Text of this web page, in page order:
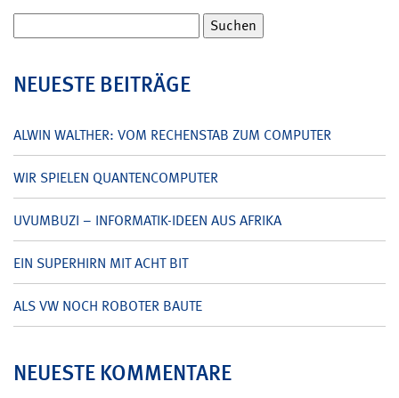
nach:
NEUESTE BEITRÄGE
ALWIN WALTHER: VOM RECHENSTAB ZUM COMPUTER
WIR SPIELEN QUANTENCOMPUTER
UVUMBUZI – INFORMATIK-IDEEN AUS AFRIKA
EIN SUPERHIRN MIT ACHT BIT
ALS VW NOCH ROBOTER BAUTE
NEUESTE KOMMENTARE